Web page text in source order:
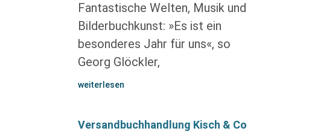
Fantastische Welten, Musik und
Bilderbuchkunst: »Es ist ein
besonderes Jahr für uns«, so
Georg Glöckler,
weiterlesen
Versandbuchhandlung Kisch & Co